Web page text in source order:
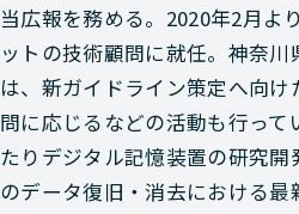
当広報を務める。2020年2月よ
ットの技術顧問に就任。神奈
は、新ガイドライン策定へ向
問に応じるなどの活動も行って
たりデジタル記憶装置の研究開
のデータ復旧・消去における最